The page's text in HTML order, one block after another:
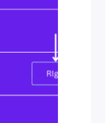
sous forme